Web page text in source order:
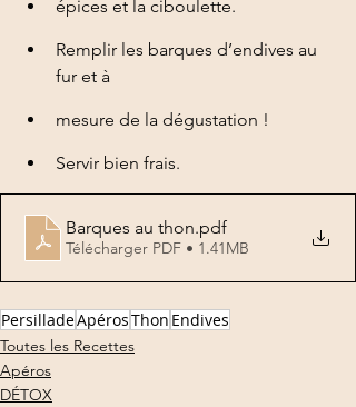
épices et la ciboulette.
Remplir les barques d’endives au
fur et à
mesure de la dégustation !
Servir bien frais.
Barques au thon.pdf
Télécharger PDF • 1.41MB
PersilladeApérosThon Endives
Toutes les Recettes
Apéros
DÉTOX